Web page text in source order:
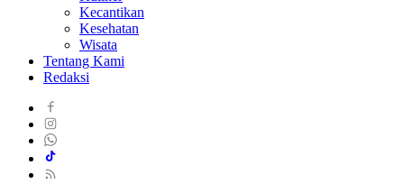
Kecantikan
Kesehatan
Wisata
Tentang Kami
Redaksi